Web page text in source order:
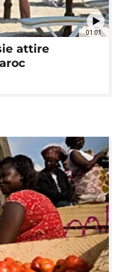
01:01
attire